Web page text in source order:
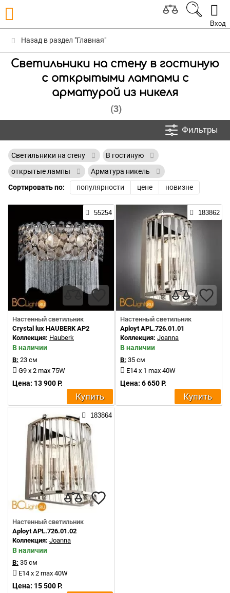
Вход
Назад в раздел "Главная"
Светильники на стену в гостиную
с открытыми лампами с
арматурой из никеля
(3)
Фильтры
Светильники на стену
В гостиную
открытые лампы
Арматура никель
Сортировать по:
популярности цене новизне
55254
Настенный светильник
Crystal lux HAUBERK AP2
Коллекция: Hauberk
В наличии
В: 23 см
G9 x 2 max 75W
Цена: 13 900 Р.
Купить
183862
Настенный светильник
Aployt APL.726.01.01
Коллекция: Joanna
В наличии
В: 35 см
E14 x 1 max 40W
Цена: 6 650 Р.
Купить
183864
Настенный светильник
Aployt APL.726.01.02
Коллекция: Joanna
В наличии
В: 35 см
E14 x 2 max 40W
Цена: 15 500 Р.